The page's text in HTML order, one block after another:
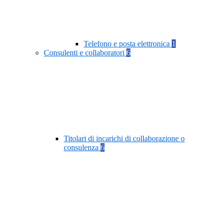
Telefono e posta elettronica 1
Consulenti e collaboratori 6
Titolari di incarichi di collaborazione o
consulenza 6